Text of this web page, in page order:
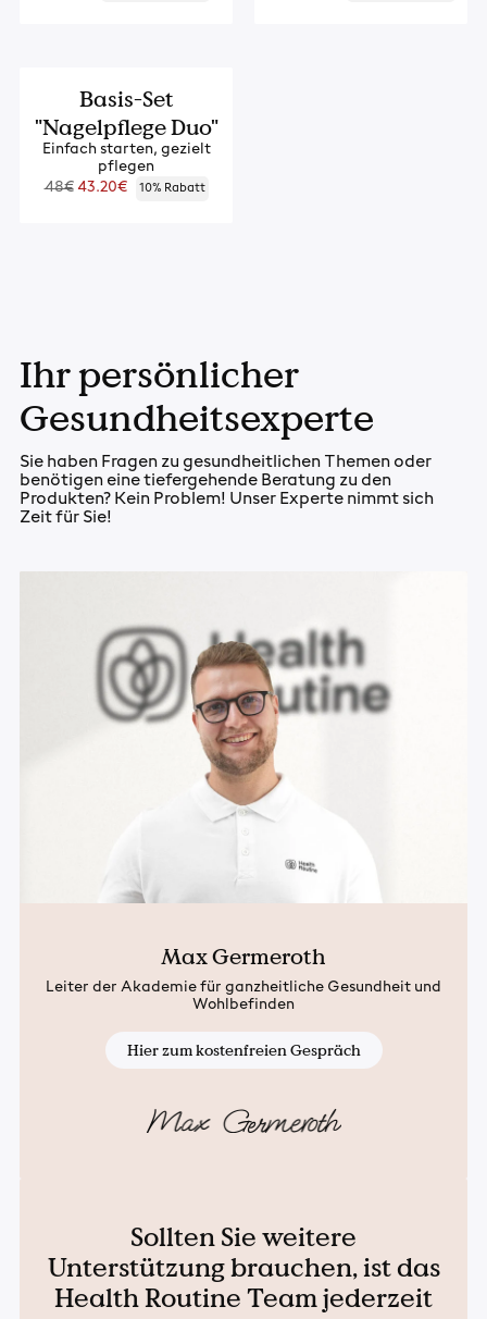
Basis-Set
"Nagelpflege Duo"
Einfach starten, gezielt
pflegen
Regulärer
48€ 43.20€ 10% Rabatt
Ihr persönlicher
Gesundheitsexperte
Sie haben Fragen zu gesundheitlichen Themen oder
benötigen eine tiefergehende Beratung zu den
Produkten? Kein Problem! Unser Experte nimmt sich
Zeit für Sie!
Max Germeroth
Leiter der Akademie für ganzheitliche Gesundheit und
Wohlbefinden
Hier zum kostenfreien Gespräch
Sollten Sie weitere
Unterstützung brauchen, ist das
Health Routine Team jederzeit